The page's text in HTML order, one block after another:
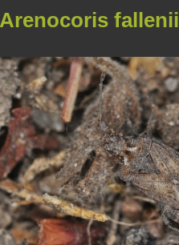
Arenocoris fallenii